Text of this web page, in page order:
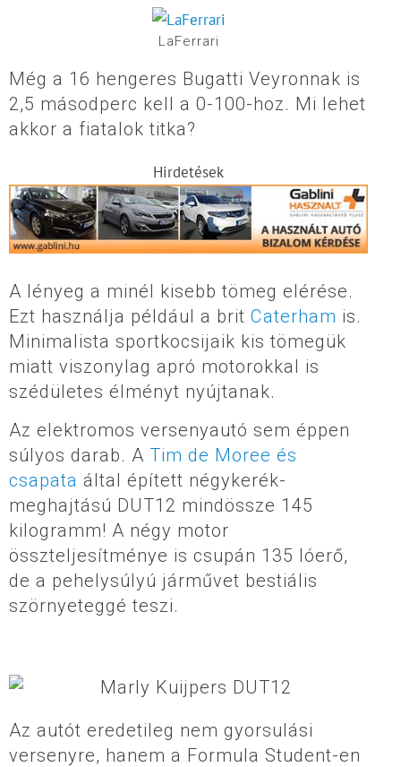
LaFerrari
Még a 16 hengeres Bugatti Veyronnak is
2,5 másodperc kell a 0-100-hoz. Mi lehet
akkor a fiatalok titka?
Hirdetések
A lényeg a minél kisebb tömeg elérése.
Ezt használja például a brit Caterham is.
Minimalista sportkocsijaik kis tömegük
miatt viszonylag apró motorokkal is
szédületes élményt nyújtanak.
Az elektromos versenyautó sem éppen
súlyos darab. A Tim de Moree és
csapata által épített négykerék-
meghajtású DUT12 mindössze 145
kilogramm! A négy motor
összteljesítménye is csupán 135 lóerő,
de a pehelysúlyú járművet bestiális
szörnyeteggé teszi.
Az autót eredetileg nem gyorsulási
versenyre, hanem a Formula Student-en